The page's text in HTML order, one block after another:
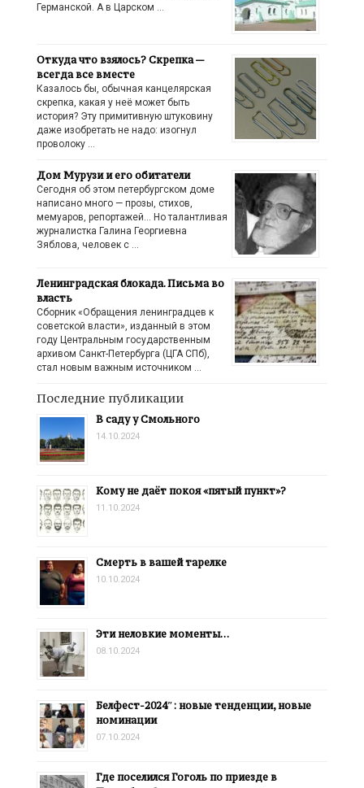
Германской. А в Царском …
Откуда что взялось? Скрепка —
всегда все вместе
Казалось бы, обычная канцелярская
скрепка, какая у неё может быть
история? Эту примитивную штуковину
даже изобретать не надо: изогнул
проволоку …
Дом Мурузи и его обитатели
Сегодня об этом петербургском доме
написано много — прозы, стихов,
мемуаров, репортажей… Но талантливая
журналистка Галина Георгиевна
Зяблова, человек с …
Ленинградская блокада. Письма во
власть
Сборник «Обращения ленинградцев к
советской власти», изданный в этом
году Центральным государственным
архивом Санкт-Петербурга (ЦГА СПб),
стал новым важным источником …
Последние публикации
В саду у Смольного
14.10.2024
Кому не даёт покоя «пятый пункт»?
11.10.2024
Смерть в вашей тарелке
10.10.2024
Эти неловкие моменты…
08.10.2024
Белфест-2024″: новые тенденции, новые
номинации
07.10.2024
Где поселился Гоголь по приезде в